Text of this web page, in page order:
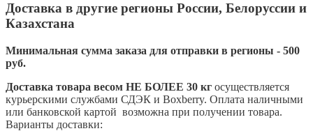
Доставка в другие регионы России, Белоруссии и
Казахстана
Минимальная сумма заказа для отправки в регионы - 500
руб.
Доставка товара весом НЕ БОЛЕЕ 30 кг осуществляется
курьерскими службами СДЭК и Boxberry. Оплата наличными
или банковской картой возможна при получении товара.
Варианты доставки: